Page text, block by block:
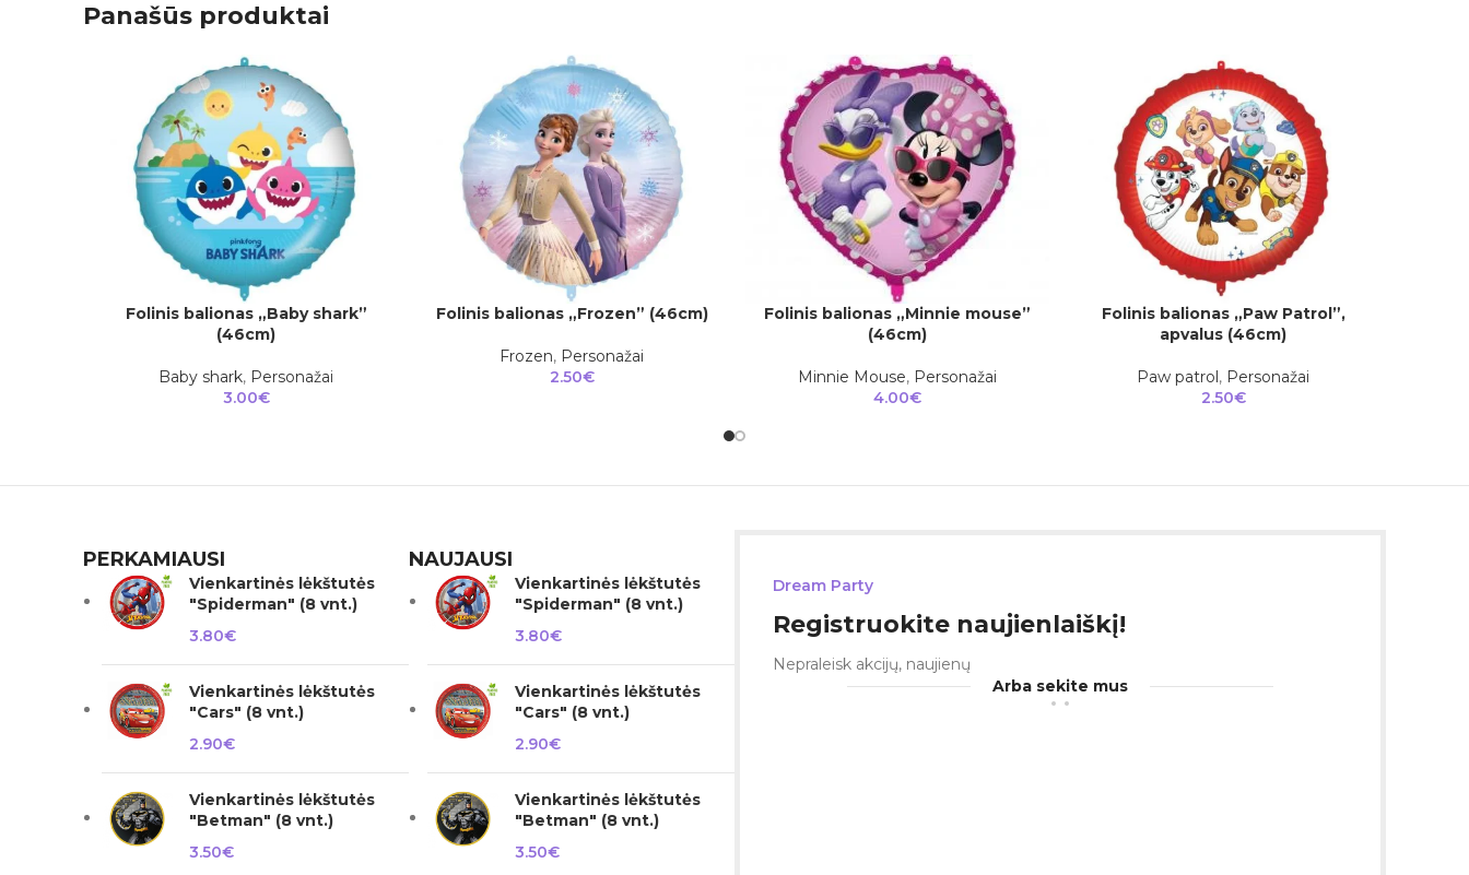
Panašūs produktai
Į KREPŠELĮ
Folinis balionas „Baby shark”
(46cm)
Baby shark, Personažai
3.00€
Į KREPŠELĮ
Folinis balionas „Frozen” (46cm)
Frozen, Personažai
2.50€
Į KREPŠELĮ
Folinis balionas „Minnie mouse”
(46cm)
Minnie Mouse, Personažai
4.00€
Į KREPŠELĮ
Folinis balionas „Paw Patrol”,
apvalus (46cm)
Paw patrol, Personažai
2.50€
PERKAMIAUSI
Vienkartinės lėkštutės
"Spiderman" (8 vnt.)
3.80€
Vienkartinės lėkštutės
"Cars" (8 vnt.)
2.90€
Vienkartinės lėkštutės
"Betman" (8 vnt.)
3.50€
NAUJAUSI
Vienkartinės lėkštutės
"Spiderman" (8 vnt.)
3.80€
Vienkartinės lėkštutės
"Cars" (8 vnt.)
2.90€
Vienkartinės lėkštutės
"Betman" (8 vnt.)
3.50€
Dream Party
Registruokite naujienlaiškį!
Nepraleisk akcijų, naujienų
Arba sekite mus